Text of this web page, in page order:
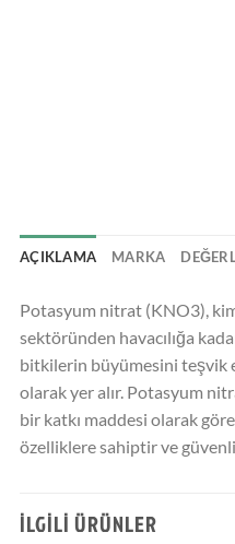
AÇIKLAMA MARKA
Potasyum nitrat (KNO3),
sektöründen havacılığa
bitkilerin büyümesini teşvik
olarak yer alır. Potasyum
bir katkı maddesi olarak
özelliklere sahiptir ve
İLGILI ÜRÜNLER